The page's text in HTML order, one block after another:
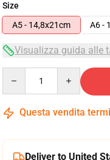
Size
A5 - 14,8x21cm
A6 -
Visualizza guida alle
Questa vendita
Deliver to United